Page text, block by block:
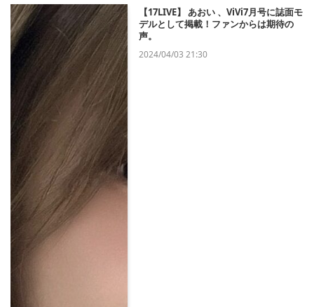
【17LIVE】 あおい 、ViVi7月号に誌面モ
デルとして掲載！ファンからは期待の
声。
2024/04/03 21:30